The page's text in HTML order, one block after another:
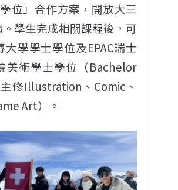
位」合作方案，開放大三
學生完成相關課程後，可
學學士學位及EPAC瑞士
美術學士學位（Bachelor
修Illustration、Comic、
Art）。